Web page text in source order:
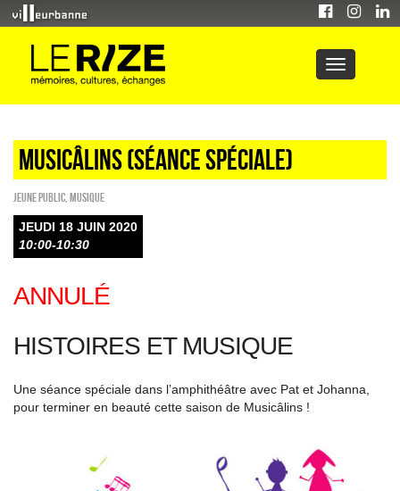
Musicâlins (séance spéciale)
Jeune public Musique
JEUDI 18 JUIN 2020
10:00-10:30
ANNULÉ
HISTOIRES ET MUSIQUE
Une séance spéciale dans l’amphithéâtre avec Pat et Johanna,
pour terminer en beauté cette saison de Musicâlins !